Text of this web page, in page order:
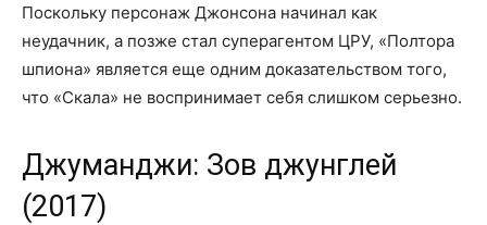
Поскольку персонаж Джонсона начинал как
неудачник, а позже стал суперагентом ЦРУ, «Полтора
шпиона» является еще одним доказательством того,
что «Скала» не воспринимает себя слишком серьезно.
Джуманджи: Зов джунглей
(2017)